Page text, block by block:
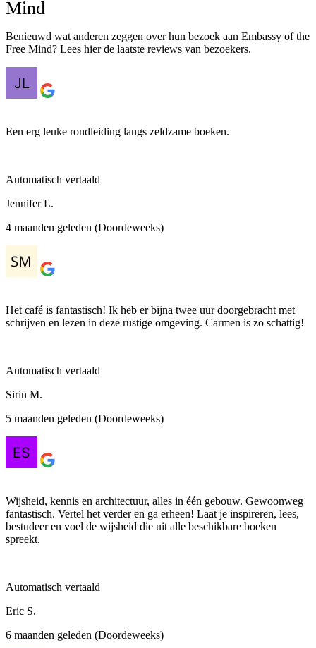
Mind
Benieuwd wat anderen zeggen over hun bezoek aan Embassy of the
Free Mind? Lees hier de laatste reviews van bezoekers.
Een erg leuke rondleiding langs zeldzame boeken.
Automatisch vertaald
Jennifer L.
4 maanden geleden (Doordeweeks)
Het café is fantastisch! Ik heb er bijna twee uur doorgebracht met
schrijven en lezen in deze rustige omgeving. Carmen is zo schattig!
Automatisch vertaald
Sirin M.
5 maanden geleden (Doordeweeks)
Wijsheid, kennis en architectuur, alles in één gebouw. ​​Gewoonweg
fantastisch. Vertel het verder en ga erheen! Laat je inspireren, lees,
bestudeer en voel de wijsheid die uit alle beschikbare boeken
spreekt.
Automatisch vertaald
Eric S.
6 maanden geleden (Doordeweeks)